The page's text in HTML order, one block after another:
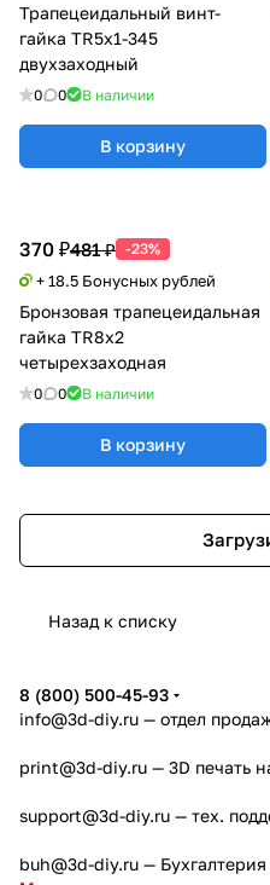
Трапецеидальный винт-
гайка TR5x1-345
двухзаходный
0 0 В наличии
В корзину
370 ₽481 ₽ -23%
+ 18.5 Бонусных рублей
Бронзовая трапецеидальная
гайка TR8x2
четырехзаходная
0 0 В наличии
В корзину
Назад к списку
8 (800) 500-45-93
info@3d-diy.ru — отдел
print@3d-diy.ru — 3D печать
support@3d-diy.ru — тех.
buh@3d-diy.ru — Бухгалтерия